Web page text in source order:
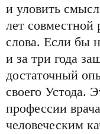
и уловить
лет совместной
слова. Если бы
и за три года
достаточный
своего Устода.
профессии
человеческим